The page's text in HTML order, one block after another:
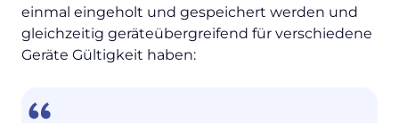
einmal eingeholt und gespeichert werden und
gleichzeitig geräteübergreifend für verschiedene
Geräte Gültigkeit haben: